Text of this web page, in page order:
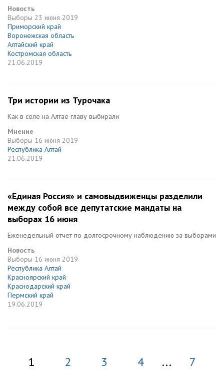
Новость
Выборы 23 июня 2019
Приморский край
Воронежская область
Алтайский край
Костромская область
21.06.2019
Три истории из Турочака
Как в селе на Алтае главу выбирали
Мнение
Выборы 16 июня 2019
Республика Алтай
21.06.2019
«Единая Россия» и самовыдвиженцы разделили
между собой все депутатские мандаты на
выборах 16 июня
Еженедельный отчет по долгосрочному наблюдению за выборами
Новость
Выборы 16 июня 2019
Республика Алтай
Красноярский край
Краснодарский край
Пермский край
19.06.2019
1 2 3 4 ... 7